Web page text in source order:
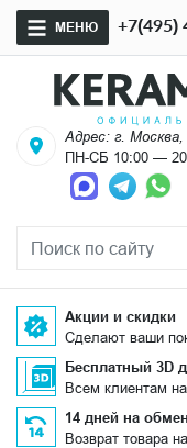
МЕНЮ +7(495)
Адрес: г. Москва,
ПН-СБ 10:00 —
Акции и скидки
Сделают ваши
Бесплатный 3D
Всем клиентам
14 дней на
Возврат товара